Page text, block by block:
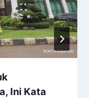
Ini Kata